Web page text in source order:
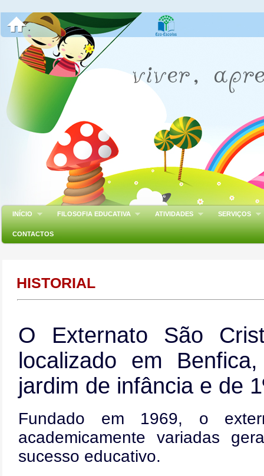
INÍCIO FILOSOFIA EDUCATIVA ATIVIDADES SERVIÇOS
CONTACTOS
HISTORIAL
O Externato São
localizado em
jardim de infância e de
Fundado em 1969, o
academicamente variadas
sucesso educativo.